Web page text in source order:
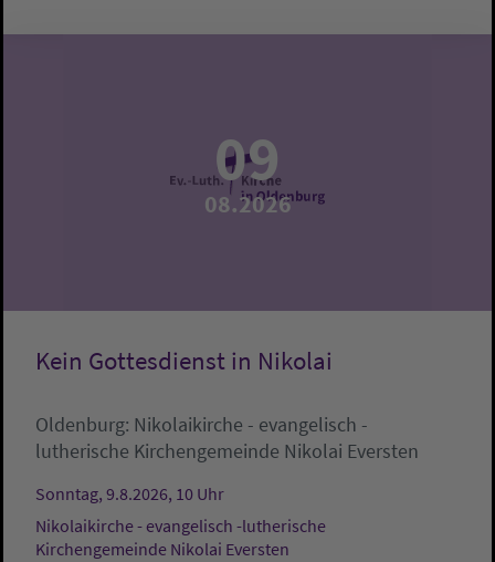
09
08.2026
Kein Gottesdienst in Nikolai
Oldenburg: Nikolaikirche - evangelisch -
lutherische Kirchengemeinde Nikolai Eversten
Sonntag, 9.8.2026, 10 Uhr
Nikolaikirche - evangelisch -lutherische
Kirchengemeinde Nikolai Eversten